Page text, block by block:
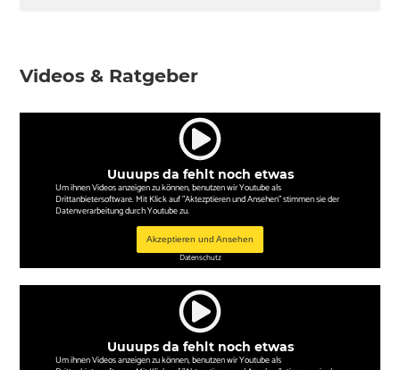
Videos & Ratgeber
Uuuups da fehlt noch etwas
Um ihnen Videos anzeigen zu können, benutzen wir Youtube als
Drittanbietersoftware. Mit Klick auf "Aktezptieren und Ansehen" stimmen sie der
Datenverarbeitung durch Youtube zu.
Akzeptieren und Ansehen
Datenschutz
Uuuups da fehlt noch etwas
Um ihnen Videos anzeigen zu können, benutzen wir Youtube als